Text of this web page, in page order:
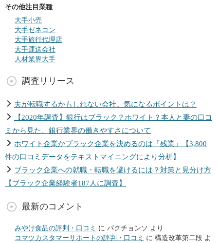
その他注目業種
大手小売
大手ゼネコン
大手旅行代理店
大手運送会社
人材業界大手
調査リリース
夫が転職するかもしれない会社。気になるポイントは？
【2020年調査】銀行はブラック？ホワイト？本人と妻の口コ
ミから見た、銀行業界の働きやすさについて
ホワイト企業かブラック企業を決めるのは「残業」【3,800
件の口コミデータをテキストマイニングにより分析】
ブラック企業への就職・転職を避けるには？対策と見分け方
【ブラック企業経験者187人に調査】
最新のコメント
みやけ食品の評判・口コミ に パクチョンソ より
コマツカスタマーサポートの評判・口コミ に 構造改革第二段 よ